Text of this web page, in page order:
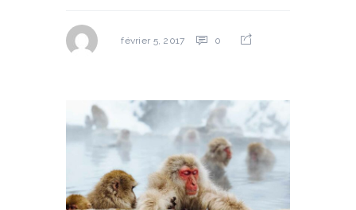
février 5, 2017 0